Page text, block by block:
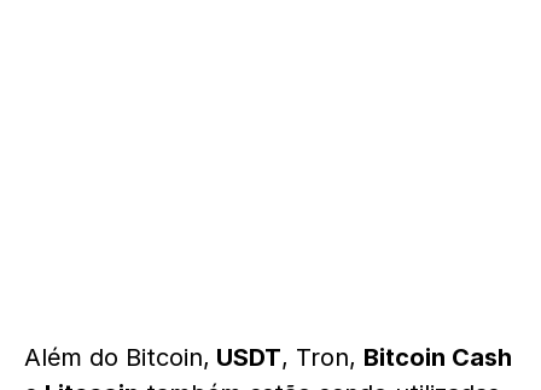
Além do Bitcoin, USDT, Tron, Bitcoin Cash